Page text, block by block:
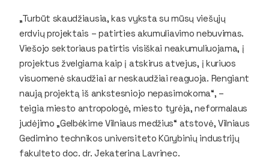
„Turbūt skaudžiausia, kas vyksta su mūsų viešųjų
erdvių projektais – patirties akumuliavimo nebuvimas.
Viešojo sektoriaus patirtis visiškai neakumuliuojama, į
projektus žvelgiama kaip į atskirus atvejus, į kuriuos
visuomenė skaudžiai ar neskaudžiai reaguoja. Rengiant
naują projektą iš ankstesniojo nepasimokoma“, –
teigia miesto antropologė, miesto tyrėja, neformalaus
judėjimo „Gelbėkime Vilniaus medžius“ atstovė, Vilniaus
Gedimino technikos universiteto Kūrybinių industrijų
fakulteto doc. dr. Jekaterina Lavrinec.